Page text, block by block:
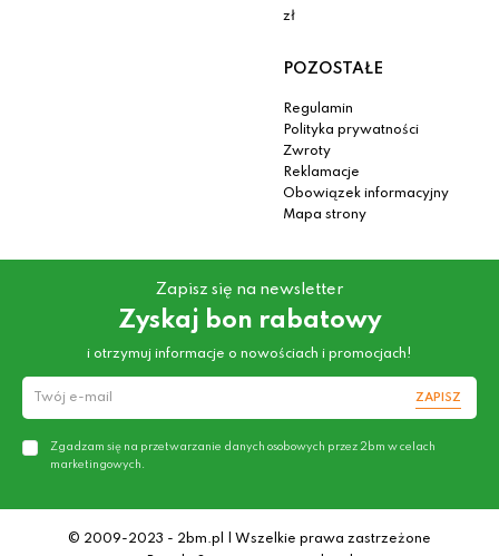
zł
POZOSTAŁE
Regulamin
Polityka prywatności
Zwroty
Reklamacje
Obowiązek informacyjny
Mapa strony
Zapisz się na newsletter
Zyskaj bon rabatowy
i otrzymuj informacje o nowościach i promocjach!
ZAPISZ
Zgadzam się na przetwarzanie danych osobowych przez 2bm w celach
marketingowych.
© 2009-2023 - 2bm.pl | Wszelkie prawa zastrzeżone